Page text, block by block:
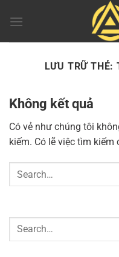
đến
LƯU TRỮ THẺ:
Không kết quả
Có vẻ như chúng tôi
kiếm. Có lẽ việc tìm kiếm